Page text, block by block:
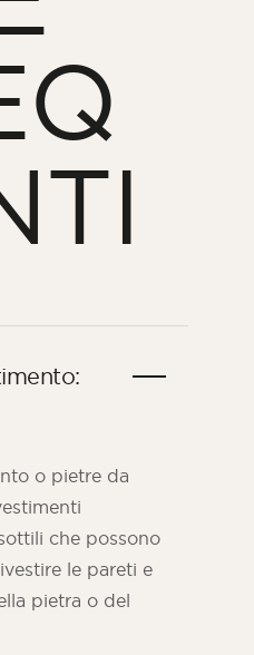
o pietre da
che possono
le pareti e
pietra o del